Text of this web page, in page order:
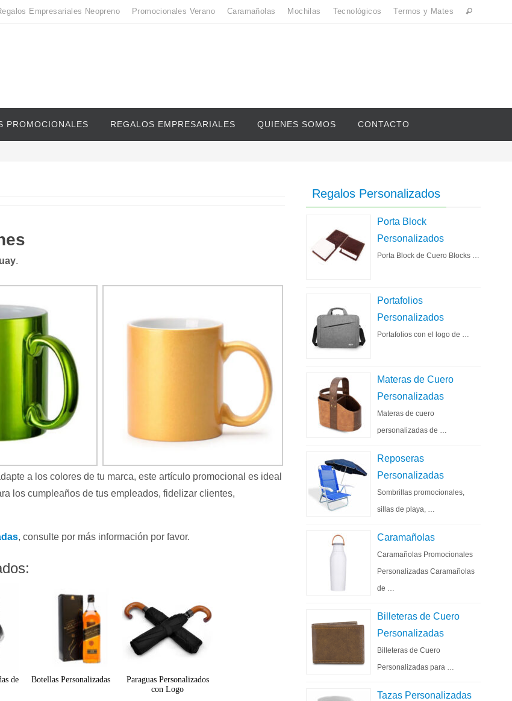
Empresariales Neopreno Promocionales Verano Caramañolas Mochilas Tecnológicos Termos y Mates
PROMOCIONALES REGALOS EMPRESARIALES QUIENES SOMOS CONTACTO
.
a los colores de tu marca, este artículo promocional es ideal
los cumpleaños de tus empleados, fidelizar clientes,
, consulte por más información por favor.
de
Botellas Personalizadas
Paraguas Personalizados
con Logo
Regalos Personalizados
Porta Block
Personalizados
Porta Block de Cuero Blocks …
Portafolios
Personalizados
Portafolios con el logo de …
Materas de Cuero
Personalizadas
Materas de cuero
personalizadas de …
Reposeras
Personalizadas
Sombrillas promocionales,
sillas de playa, …
Caramañolas
Caramañolas Promocionales
Personalizadas Caramañolas
de …
Billeteras de Cuero
Personalizadas
Billeteras de Cuero
Personalizadas para …
Tazas Personalizadas